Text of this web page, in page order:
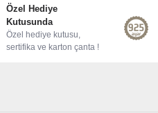
Özel Hediye
Kutusunda
Özel hediye kutusu,
sertifika ve karton çanta !